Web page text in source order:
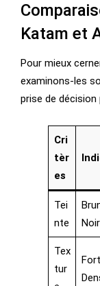
Katam et
Pour mieux
examinons-les
prise de
Cri
Tèr
Es
Tei
Nte
Noir
Tex
Tur